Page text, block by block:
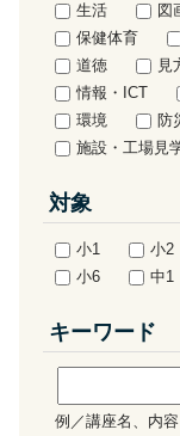
生活
図
保健体育
道徳
見
情報・ICT
環境
防
施設・工場見
対象
小1 小2
小6
中1
キーワード
例／講座名、内